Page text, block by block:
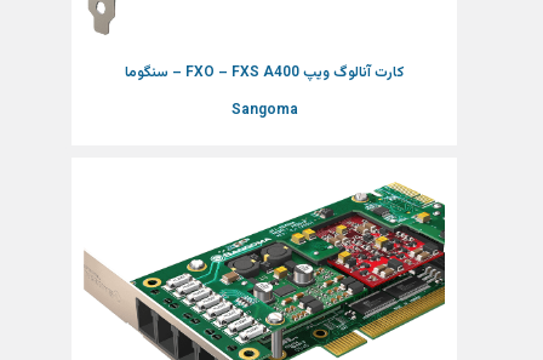
کارت آنالوگ ویپ FXO – FXS A400 – سنگوما
Sangoma